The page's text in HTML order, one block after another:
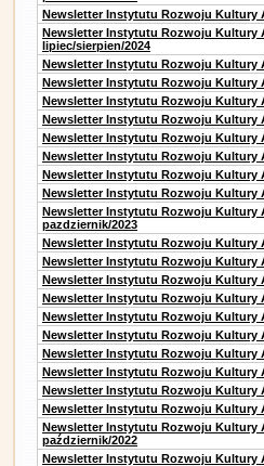
Newsletter Instytutu Rozwoju Kultury
Newsletter Instytutu Rozwoju Kultury
lipiec/sierpien/2024
Newsletter Instytutu Rozwoju Kultury
Newsletter Instytutu Rozwoju Kultury
Newsletter Instytutu Rozwoju Kultury
Newsletter Instytutu Rozwoju Kultury
Newsletter Instytutu Rozwoju Kultury
Newsletter Instytutu Rozwoju Kultury
Newsletter Instytutu Rozwoju Kultury
Newsletter Instytutu Rozwoju Kultury
Newsletter Instytutu Rozwoju Kultury
pazdziernik/2023
Newsletter Instytutu Rozwoju Kultury
Newsletter Instytutu Rozwoju Kultury
Newsletter Instytutu Rozwoju Kultury
Newsletter Instytutu Rozwoju Kultury
Newsletter Instytutu Rozwoju Kultury
Newsletter Instytutu Rozwoju Kultury
Newsletter Instytutu Rozwoju Kultury
Newsletter Instytutu Rozwoju Kultury
Newsletter Instytutu Rozwoju Kultury
Newsletter Instytutu Rozwoju Kultury
Newsletter Instytutu Rozwoju Kultury
październik/2022
Newsletter Instytutu Rozwoju Kultury